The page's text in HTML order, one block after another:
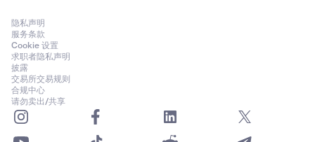
隐私声明
服务条款
Cookie 设置
求职者隐私声明
披露
交易所交易规则
合规中心
请勿卖出/共享